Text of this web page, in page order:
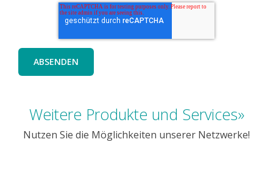
Weitere Produkte und Services»
Nutzen Sie die Möglichkeiten unserer Netzwerke!